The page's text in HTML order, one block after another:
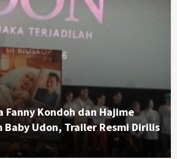
Fanny Kondoh dan Hajime
Udon, Trailer Resmi Dirilis